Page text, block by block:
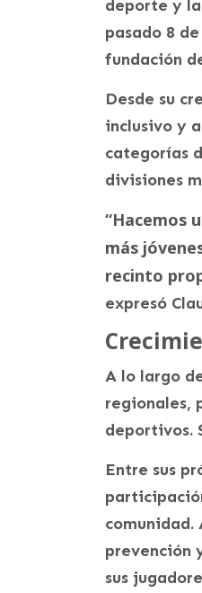
deporte y
pasado 8
fundación
Desde su
inclusivo y
categorías
divisiones
“Hacemos
más
recinto
expresó
A lo largo
regionales,
deportivos.
Entre sus
prevención
sus